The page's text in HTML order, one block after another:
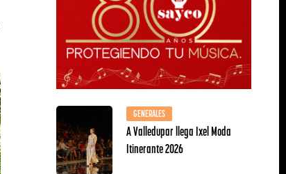
GENERALES
A Valledupar llega Ixel Moda
Itinerante 2026